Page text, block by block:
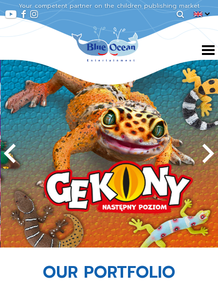
Your competent partner on the children publishing market
OUR PORTFOLIO